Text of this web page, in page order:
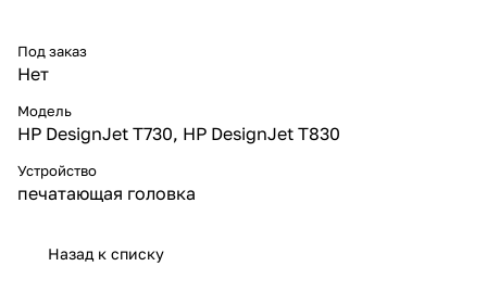
Под заказ
Нет
Модель
HP DesignJet T730, HP DesignJet T830
Устройство
печатающая головка
Назад к списку